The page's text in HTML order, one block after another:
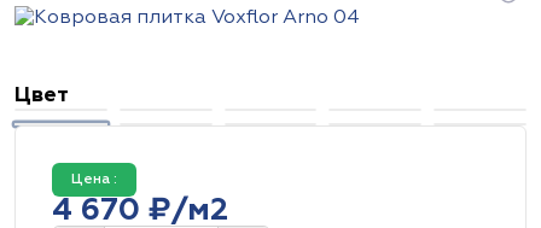
Цвет
Цена :
4 670 ₽/м2